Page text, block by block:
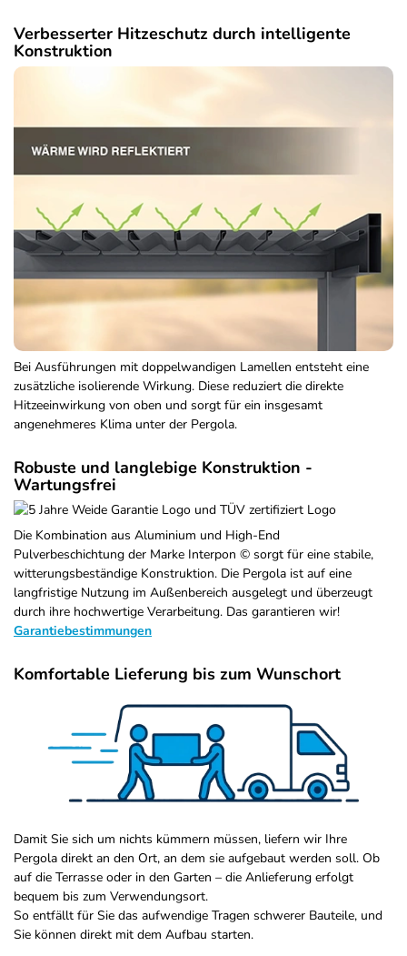
Verbesserter Hitzeschutz durch intelligente
Konstruktion
Bei Ausführungen mit doppelwandigen Lamellen entsteht eine
zusätzliche isolierende Wirkung. Diese reduziert die direkte
Hitzeeinwirkung von oben und sorgt für ein insgesamt
angenehmeres Klima unter der Pergola.
Robuste und langlebige Konstruktion -
Wartungsfrei
Die Kombination aus Aluminium und High-End
Pulverbeschichtung der Marke Interpon © sorgt für eine stabile,
witterungsbeständige Konstruktion. Die Pergola ist auf eine
langfristige Nutzung im Außenbereich ausgelegt und überzeugt
durch ihre hochwertige Verarbeitung. Das garantieren wir!
Garantiebestimmungen
Komfortable Lieferung bis zum Wunschort
Damit Sie sich um nichts kümmern müssen, liefern wir Ihre
Pergola direkt an den Ort, an dem sie aufgebaut werden soll. Ob
auf die Terrasse oder in den Garten – die Anlieferung erfolgt
bequem bis zum Verwendungsort.
So entfällt für Sie das aufwendige Tragen schwerer Bauteile, und
Sie können direkt mit dem Aufbau starten.